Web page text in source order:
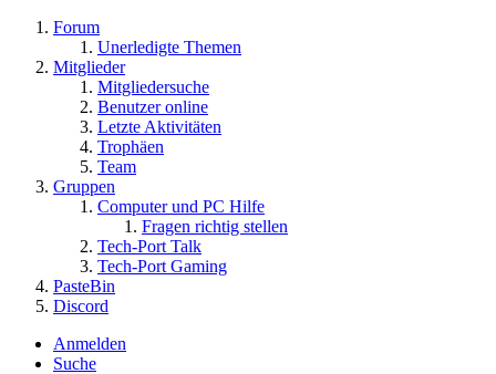
Forum
Unerledigte Themen
Mitglieder
Mitgliedersuche
Benutzer online
Letzte Aktivitäten
Trophäen
Team
Gruppen
Computer und PC Hilfe
Fragen richtig stellen
Tech-Port Talk
Tech-Port Gaming
PasteBin
Discord
Anmelden
Suche